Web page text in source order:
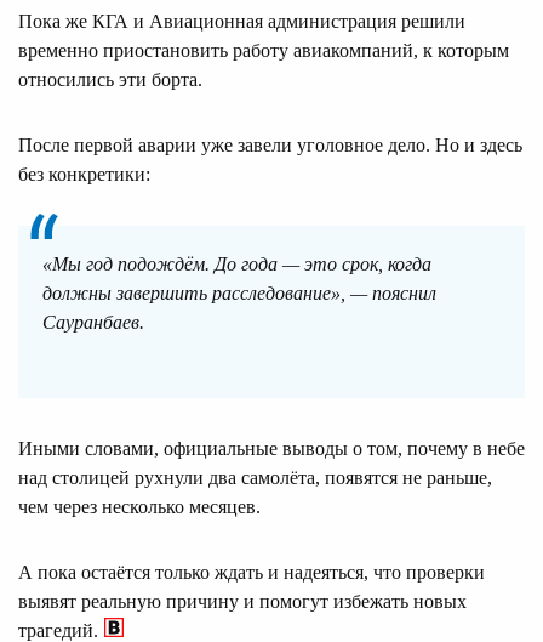
Пока же КГА и Авиационная администрация решили
временно приостановить работу авиакомпаний, к которым
относились эти борта.
После первой аварии уже завели уголовное дело. Но и здесь
без конкретики:
«Мы год подождём. До года — это срок, когда
должны завершить расследование», — пояснил
Сауранбаев.
Иными словами, официальные выводы о том, почему в небе
над столицей рухнули два самолёта, появятся не раньше,
чем через несколько месяцев.
А пока остаётся только ждать и надеяться, что проверки
выявят реальную причину и помогут избежать новых
трагедий.